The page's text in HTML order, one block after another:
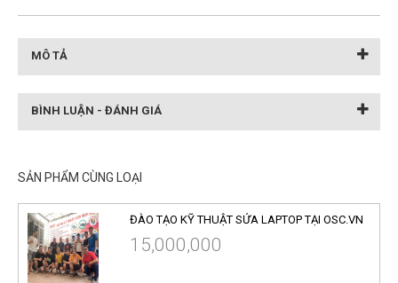
MÔ TẢ
BÌNH LUẬN - ĐÁNH GIÁ
SẢN PHẨM CÙNG LOẠI
ĐÀO TẠO KỸ THUẬT SỬA LAPTOP TẠI OSC.VN
15,000,000